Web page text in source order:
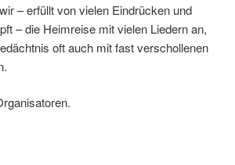
– erfüllt von vielen Eindrücken und
– die Heimreise mit vielen Liedern an,
oft auch mit fast verschollenen